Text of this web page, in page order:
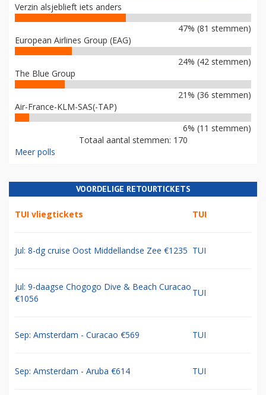
Verzin alsjeblieft iets anders
47% (81 stemmen)
European Airlines Group (EAG)
24% (42 stemmen)
The Blue Group
21% (36 stemmen)
Air-France-KLM-SAS(-TAP)
6% (11 stemmen)
Totaal aantal stemmen: 170
Meer polls
VOORDELIGE RETOURTICKETS
TUI vliegtickets TUI
Jul: 8-dg cruise Oost Middellandse Zee €1235 TUI
Jul: 9-daagse Chogogo Dive & Beach Curacao
€1056
TUI
Sep: Amsterdam - Curacao €569 TUI
Sep: Amsterdam - Aruba €614 TUI